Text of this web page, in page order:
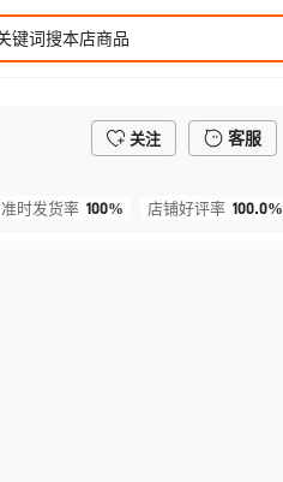
关注 客服
准时发货率 100% 店铺好评率 100.0%